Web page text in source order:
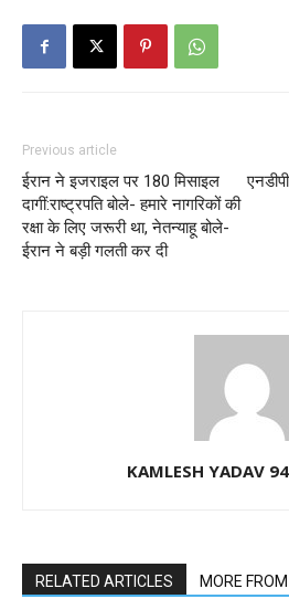
Previous article
ईरान ने इजराइल पर 180 मिसाइल
दागीं:राष्ट्रपति बोले- हमारे नागरिकों की
रक्षा के लिए जरूरी था, नेतन्याहू बोले-
ईरान ने बड़ी गलती कर दी
KAMLESH YADAV
RELATED ARTICLES MORE